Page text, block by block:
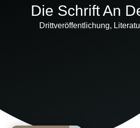
Die Schrift An
Drittveröffentlichung,